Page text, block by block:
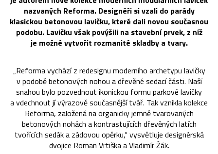
nazvaných Reforma. Designéři si vzali do parády
klasickou betonovou lavičku, které dali novou současnou
podobu. Lavičku však povýšili na stavební prvek, z níž
je možné vytvořit rozmanité skladby a tvary.
„Reforma vychází z redesignu moderního archetypu lavičky
v podobě betonových nohou a dřevěné sedací části. Naší
snahou bylo pozvednout ikonickou formu parkové lavičky
a vdechnout jí výrazově současnější tvář. Tak vznikla kolekce
Reforma, založená na organicky jemně tvarovaných
betonových nohách a kontrastujících dřevěných latích
tvořících sedák a zádovou opěrku,“ vysvětluje designérská
dvojice Roman Vrtiška a Vladimír Žák.